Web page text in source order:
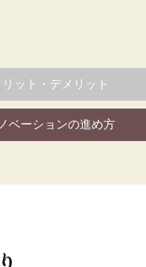
リット・デメリット
ベーションの進め方